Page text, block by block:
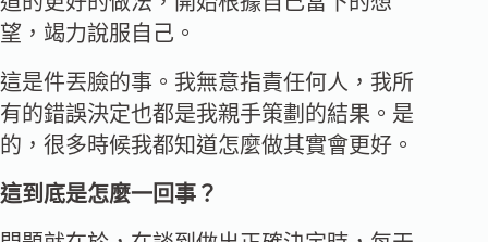
望，竭力說服自己。
這是件丟臉的事。我無意指責任何人，我所
有的錯誤決定也都是我親手策劃的結果。是
的，很多時候我都知道怎麼做其實會更好。
這到底是怎麼一回事？